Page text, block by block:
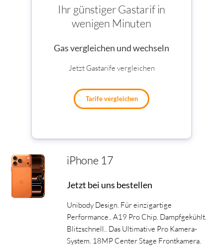
Ihr günstiger Gastarif in
wenigen Minuten
Gas vergleichen und wechseln
Jetzt Gastarife vergleichen
Tarife vergleichen
iPhone 17
Jetzt bei uns bestellen
Unibody Design. Für einzigartige
Performance.. A19 Pro Chip. Dampfgekühlt.
Blitzschnell.. Das Ultimative Pro Kamera-
System. 18MP Center Stage Frontkamera.